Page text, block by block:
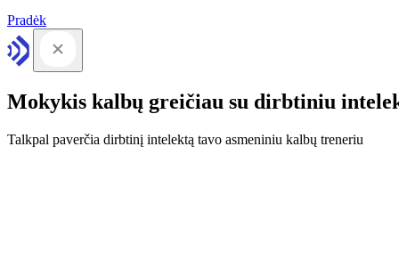
Pradėk
Mokykis kalbų greičiau su dirbtiniu
Talkpal paverčia dirbtinį intelektą tavo asmeniniu kalbų treneriu